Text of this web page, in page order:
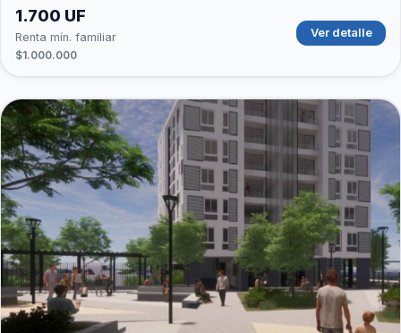
1.700 UF
Renta mín. familiar
$1.000.000
Ver detalle